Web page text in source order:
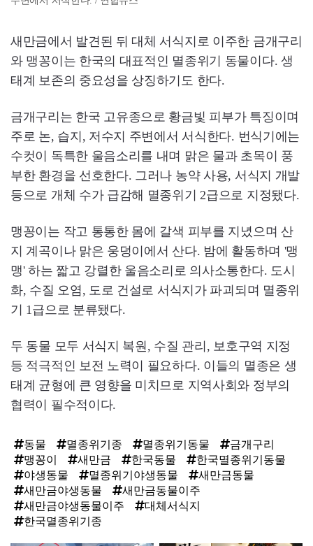
새만금에서 발견된 뒤 대체 서식지로 이주한 금개구리
와 맹꽁이는 한국의 대표적인 멸종위기 동물이다. 생
태계 보존의 중요성을 상징하기도 한다.
금개구리는 한국 고유종으로 황금빛 피부가 특징이며
주로 논, 습지, 저수지 주변에서 서식한다. 번식기에는
수컷이 독특한 울음소리를 내며 맑은 물과 초목이 풍
부한 환경을 선호한다. 그러나 농약 사용, 서식지 개발
등으로 개체 수가 급감해 멸종위기 2급으로 지정됐다.
맹꽁이는 작고 통통한 몸에 갈색 피부를 지녔으며 산
지 계곡이나 맑은 웅덩이에서 산다. 밤에 활동하며 '맹
맹' 하는 짧고 강렬한 울음소리로 의사소통한다. 도시
화, 수질 오염, 도로 건설로 서식지가 파괴되며 멸종위
기 1급으로 분류됐다.
두 동물 모두 서식지 복원, 수질 관리, 보호구역 지정
등 적극적인 보전 노력이 필요하다. 이들의 멸종은 생
태계 균형에 큰 영향을 미치므로 지역사회와 정부의
협력이 필수적이다.
동물 멸종위기종 멸종위기동물
금개구리
맹꽁이
새만금 한국동물
한국멸종위기동물
야생동물
멸종위기야생동물
새만금동물
새만금야생동물
새만금동물이주
새만금야생동물이주
대체서식지
한국멸종위기종